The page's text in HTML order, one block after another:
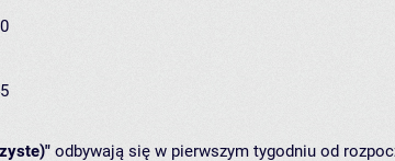
odbywają się w pierwszym tygodniu od